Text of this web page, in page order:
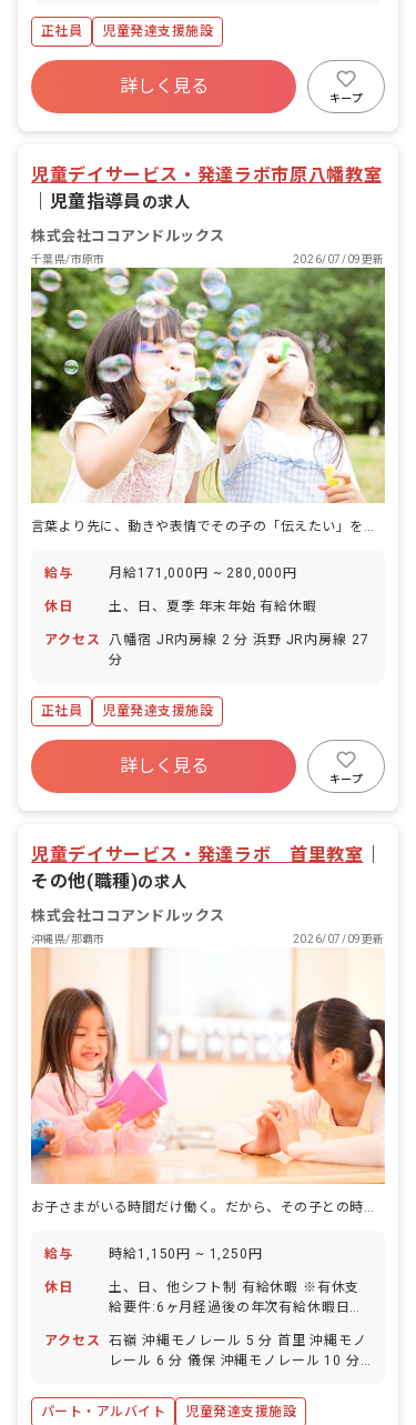
正社員
児童発達支援施設
詳しく見る
キープ
児童デイサービス・発達ラボ市原八幡教室
児童指導員 の求人
株式会社ココアンドルックス
千葉県/市原市 2026/07/09更新
言葉より先に、動きや表情でその子の「伝えたい」を受け取る仕事です。
給与 月給171,000円 ~ 280,000円
休日 土、日、夏季 年末年始 有給休暇
アクセス
八幡宿 JR内房線 2 分 浜野 JR内房線 27
分
正社員 児童発達支援施設
詳しく見る
キープ
児童デイサービス・発達ラボ 首里教室
その他(職種)の求人
株式会社ココアンドルックス
沖縄県/那覇市 2026/07/09更新
お子さまがいる時間だけ働く。だから、その子との時間に集中できます。
給与 時給1,150円 ~ 1,250円
休日
土、日、他シフト制 有給休暇 ※有休支
給要件:6ヶ月経過後の年次有給休暇日
アクセス
石嶺 沖縄モノレール 5 分 首里 沖縄モノ
レール 6 分 儀保 沖縄モノレール 10 分
（沖縄） 沖縄モノレール 22 分
パート・アルバイト 児童発達支援施設